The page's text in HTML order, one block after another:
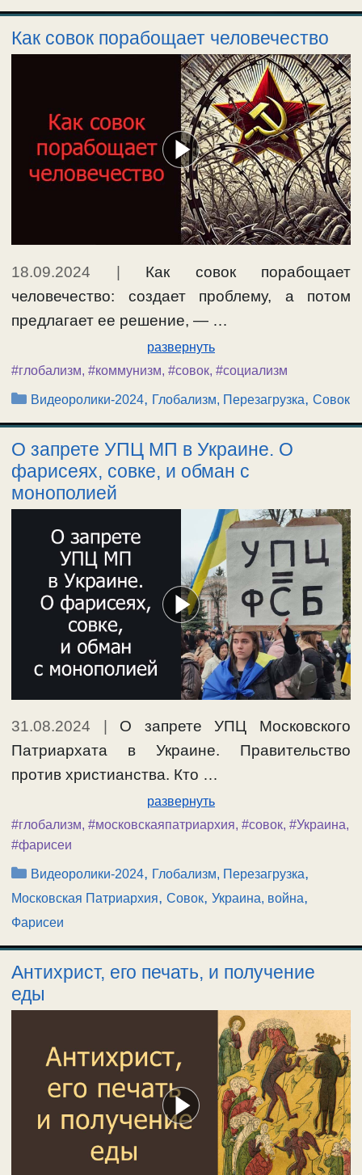
Как совок порабощает человечество
18.09.2024 | Как совок порабощает
человечество: создает проблему, а потом
предлагает ее решение, — …
развернуть
#глобализм, #коммунизм, #совок, #социализм
Рубрики
Видеоролики-2024, Глобализм, Перезагрузка,Совок
О запрете УПЦ МП в Украине. О
фарисеях, совке, и обман с
монополией
31.08.2024
О запрете УПЦ Московского
Патриархата в Украине. Правительство
против христианства. Кто …
развернуть
#глобализм, #московскаяпатриархия, #совок, #Украина,
#фарисеи
Рубрики
Видеоролики-2024, Глобализм, Перезагрузка,
Московская Патриархия, Совок, Украина, война,
Фарисеи
Антихрист, его печать, и получение
еды